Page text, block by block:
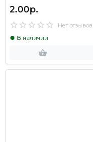
2.00р.
Нет отзывов
В наличии